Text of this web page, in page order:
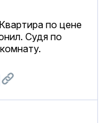
по цене
Судя по